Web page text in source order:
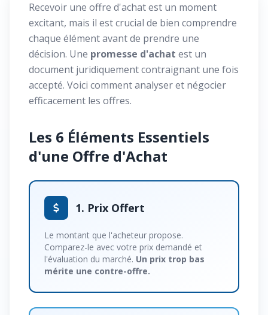
Recevoir une offre d'achat est un moment
excitant, mais il est crucial de bien comprendre
chaque élément avant de prendre une
décision. Une promesse d'achat est un
document juridiquement contraignant une fois
accepté. Voici comment analyser et négocier
efficacement les offres.
Les 6 Éléments Essentiels
d'une Offre d'Achat
1. Prix Offert
Le montant que l'acheteur propose.
Comparez-le avec votre prix demandé et
l'évaluation du marché. Un prix trop bas
mérite une contre-offre.